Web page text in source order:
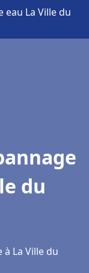
La Ville du
du
La Ville du